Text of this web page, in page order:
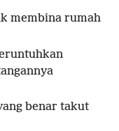
membina rumah
benar takut